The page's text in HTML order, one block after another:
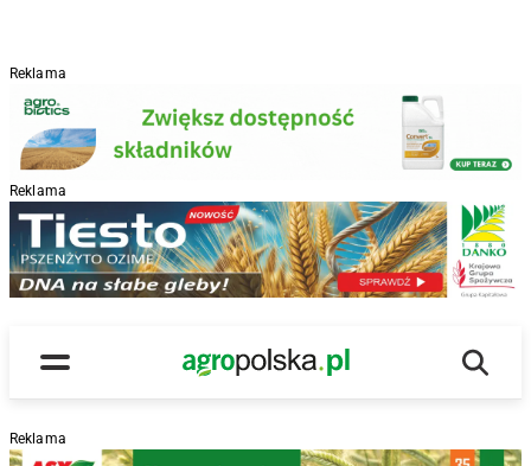
Reklama
Reklama
Menu
Main Logo
Reklama